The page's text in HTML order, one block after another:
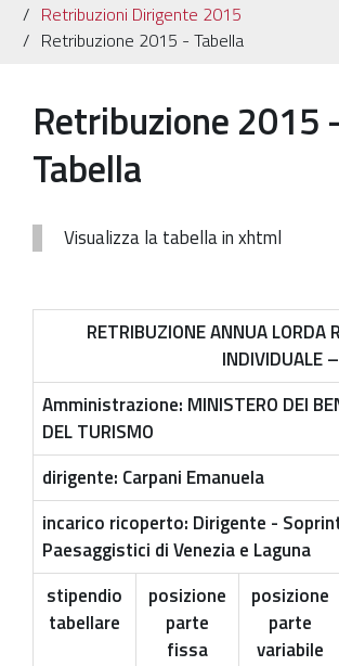
Patrimonio Storico-
Ufficio Tutela
Contatti
Retribuzioni Dirigente 2015
Retribuzione 2015 - Tabella
Retribuzione 2015 -
Tabella
Visualizza la tabella in xhtml
RETRIBUZIONE ANNUA LORDA
INDIVIDUALE
Amministrazione: MINISTERO DEI
DEL TURISMO
dirigente: Carpani Emanuela
incarico ricoperto: Dirigente -
Paesaggistici di Venezia e Laguna
stipendio
tabellare
posizione
parte
fissa
posizione
parte
variabile